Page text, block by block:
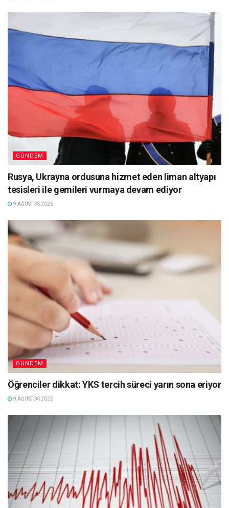
GÜNDEM
Rusya, Ukrayna ordusuna hizmet eden liman altyapı
tesisleri ile gemileri vurmaya devam ediyor
9 AĞUSTOS 2026
GÜNDEM
Öğrenciler dikkat: YKS tercih süreci yarın sona eriyor
9 AĞUSTOS 2026